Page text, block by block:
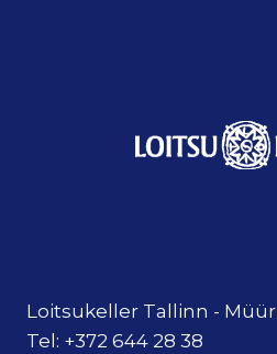
Loitsukeller Tallinn -
Tel: +372 644 28 38